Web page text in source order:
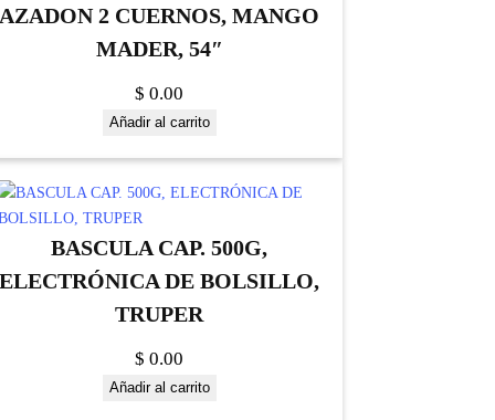
AZADON 2 CUERNOS, MANGO
MADER, 54″
$ 0.00
Añadir al carrito
BASCULA CAP. 500G,
ELECTRÓNICA DE BOLSILLO,
TRUPER
$ 0.00
Añadir al carrito